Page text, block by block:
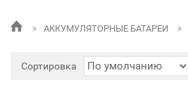
АККУМУЛЯТОРНЫЕ БАТАРЕИ
Сортировка